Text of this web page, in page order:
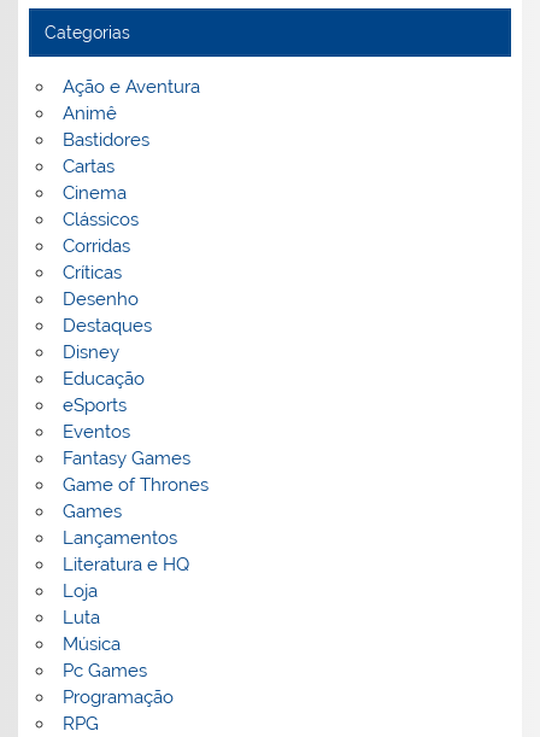
Categorias
Ação e Aventura
Animê
Bastidores
Cartas
Cinema
Clássicos
Corridas
Críticas
Desenho
Destaques
Disney
Educação
eSports
Eventos
Fantasy Games
Game of Thrones
Games
Lançamentos
Literatura e HQ
Loja
Luta
Música
Pc Games
Programação
RPG